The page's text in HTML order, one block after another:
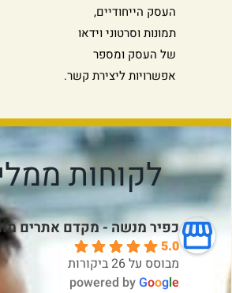
העסק הייחודיים,
תמונות וסרטוני וידאו
של העסק ומספר
אפשרויות ליצירת קשר.
לקוחות
כפיר מנשה - מקדם אתרים
5.0
מבוסס על 26 ביקורות
powered byGoogle